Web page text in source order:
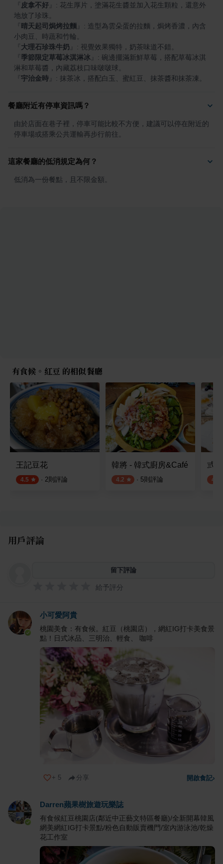
皮拿不好
: 花生厚片，塗滿花生醬並加入花生顆粒，還意外
晴天起司焗烤拉麵
: 造型為雲朵蛋的拉麵，焗烤香濃，內含
大理石珍珠牛奶
季節限定草莓冰淇淋冰
: 碗邊擺滿新鮮草莓，搭配草莓冰淇
宇治金時 : 抹茶冰，搭配白玉、蜜紅豆、抹茶醬和抹茶凍。
餐廳附近有停車資訊嗎？
由於店面在巷子裡，停車可能比較不方便，建議可以停在附近的
停車場或搭乘公共運輸再步行前往。
這家餐廳的低消規定為何？
低消為一份餐點，且不限金額。
有食候。紅豆 的相似餐廳
王記豆花
4.5 · 2則評論
韓將 - 韓式廚房&Café
4.2 · 5則評論
弎
4.0
用戶評論
留下評論
給予評分
小可愛阿貴
桃園美食：有食候。紅豆（桃園店），網紅IG打卡美食景
點！日式冰品、三明治、輕食、 咖啡
+ 5 分享 開啟食記›
Darren蘋果樹旅遊玩樂誌
有食候紅豆桃園店(鄰近中正藝文特區餐廳)/全新開幕韓風
網美網紅IG打卡景點/粉色自動販賣機門/室內游泳池/乾燥
花工作室